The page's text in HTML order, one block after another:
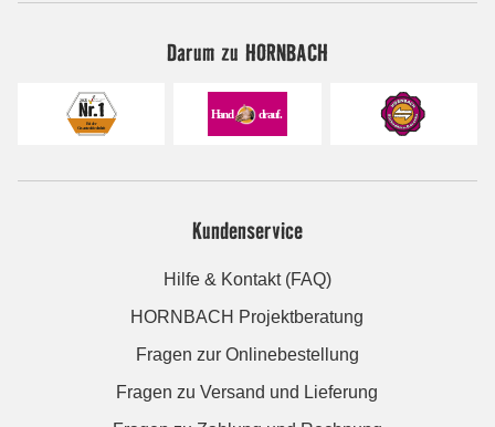
Darum zu HORNBACH
Kundenservice
Hilfe & Kontakt (FAQ)
HORNBACH Projektberatung
Fragen zur Onlinebestellung
Fragen zu Versand und Lieferung